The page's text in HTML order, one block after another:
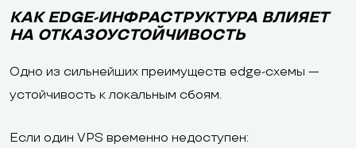
КАК EDGE-ИНФРАСТРУКТУРА ВЛИЯЕТ
НА ОТКАЗОУСТОЙЧИВОСТЬ
Одно из сильнейших преимуществ edge-схемы —
устойчивость к локальным сбоям.
Если один VPS временно недоступен: